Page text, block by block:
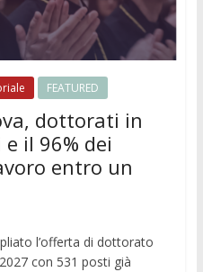
FEATURED
dottorati in
il 96% dei
entro un
l’offerta di dottorato
con 531 posti già